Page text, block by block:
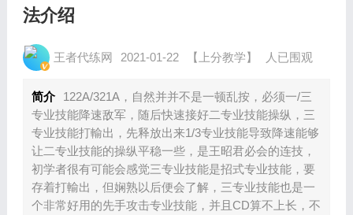
法介绍
王者代练网 2021-01-22 【上分教学】 人已围观
简介
122A/321A，自然并并不是一顿乱按，必须一/三
专业技能降速敌军，随后快速接好二专业技能操纵，三
专业技能打輸出，先释放出来1/3专业技能导致降速能够
让二专业技能的操纵平稳一些，是王昭君必会的连技，
初学者很有可能会感觉三专业技能是招式专业技能，要
存着打輸出，但娴熟以后便会了解，三专业技能也是一
个非常好用的先手攻击专业技能，并且CD算不上长，不